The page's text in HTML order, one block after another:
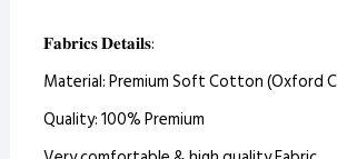
𝐅𝐚𝐛𝐫𝐢𝐜𝐬 𝐃𝐞𝐭𝐚𝐢𝐥𝐬:
Material: Premium Soft Cotton (Oxford
Quality: 100% Premium